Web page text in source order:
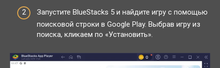
Запустите BlueStacks 5 и найдите игру с помощью
поисковой строки в Google Play. Выбрав игру из
поиска, кликаем по «Установить».